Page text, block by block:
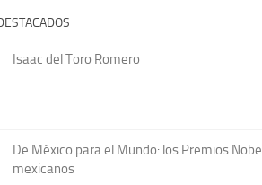
Isaac del Toro Romero
De México para el Mundo: los Premios Nobel
mexicanos